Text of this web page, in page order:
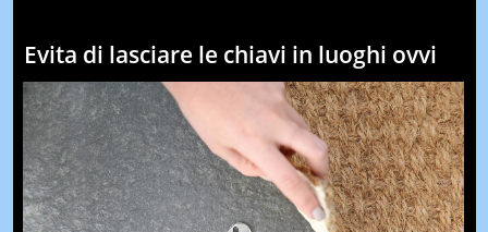
Evita di lasciare le chiavi in luoghi ovvi